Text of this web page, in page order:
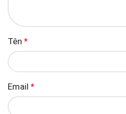
Tên *
Email *